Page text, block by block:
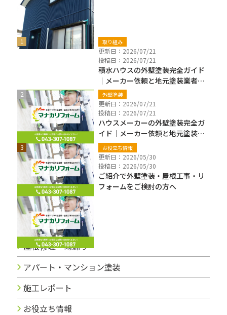
新着ブログ
取り組み
更新日：2026/07/21
投稿日：2026/07/21
積水ハウスの外壁塗装完全ガイド
｜メーカー依頼と地元塗装業者の
違い・費用・保証確認【千葉県】
外壁塗装
更新日：2026/07/21
投稿日：2026/07/21
ハウスメーカーの外壁塗装完全ガ
イド｜メーカー依頼と地元塗装業
者の違い・費用・注意点【千葉
県】
お役立ち情報
更新日：2026/05/30
投稿日：2026/05/30
ご紹介で外壁塗装・屋根工事・リ
フォームをご検討の方へ
ブログカテゴリー
屋根修理・雨漏り
アパート・マンション塗装
施工レポート
お役立ち情報